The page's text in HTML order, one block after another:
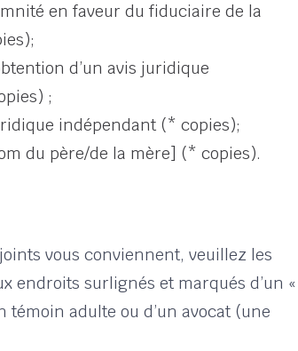
en faveur du fiduciaire de la
d’un avis juridique
;
indépendant (* copies);
du père/de la mère] (* copies).
vous conviennent, veuillez les
endroits surlignés et marqués d’un «
témoin adulte ou d’un avocat (une